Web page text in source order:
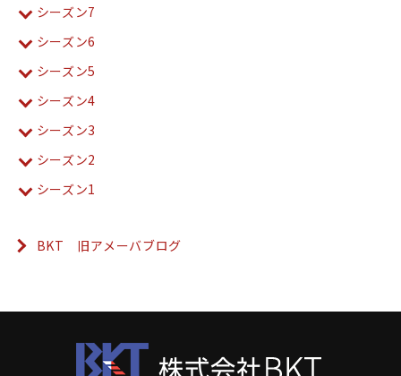
シーズン7
シーズン6
シーズン5
シーズン4
シーズン3
シーズン2
シーズン1
BKT 旧アメーバブログ